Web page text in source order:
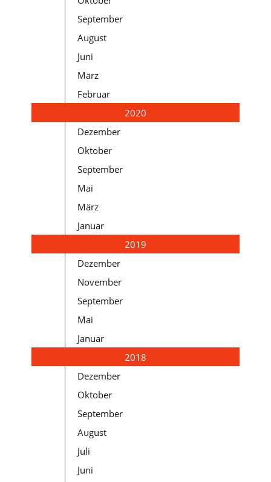
September
August
Juni
März
Februar
2020
Dezember
Oktober
September
Mai
März
Januar
2019
Dezember
November
September
Mai
Januar
2018
Dezember
Oktober
September
August
Juli
Juni